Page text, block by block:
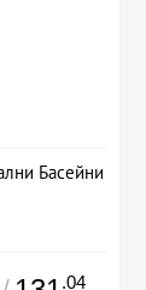
Басейни
.04